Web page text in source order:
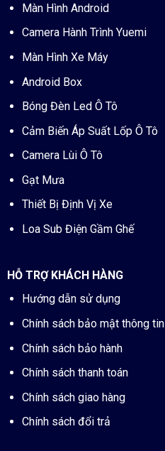
Màn Hình Android
Camera Hành Trình Yuemi
Màn Hình Xe Máy
Android Box
Bóng Đèn Led Ô Tô
Cảm Biến Áp Suất Lốp Ô Tô
Camera Lùi Ô Tô
Gạt Mưa
Thiết Bị Định Vị Xe
Loa Sub Điện Gầm Ghế
HỖ TRỢ KHÁCH HÀNG
Hướng dẫn sử dụng
Chính sách bảo mật thông tin
Chính sách bảo hành
Chính sách thanh toán
Chính sách giao hàng
Chính sách đổi trả